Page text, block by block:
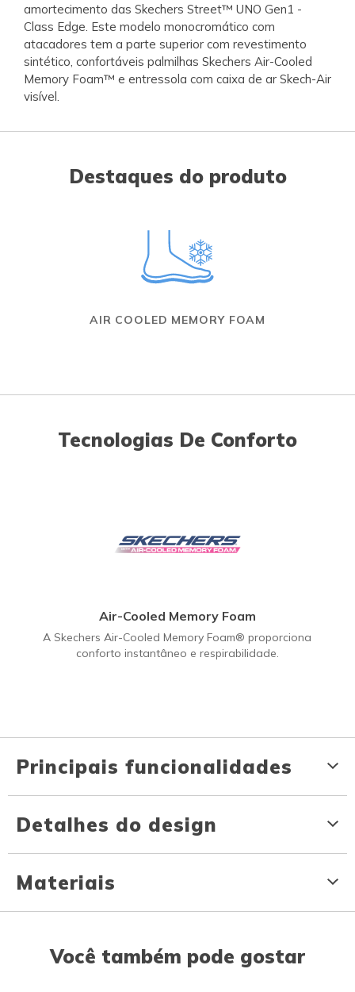
amortecimento das Skechers Street™ UNO Gen1 -
Class Edge. Este modelo monocromático com
atacadores tem a parte superior com revestimento
sintético, confortáveis palmilhas Skechers Air-Cooled
Memory Foam™ e entressola com caixa de ar Skech-Air
visível.
Destaques do produto
AIR COOLED MEMORY FOAM
Tecnologias De Conforto
Air-Cooled Memory Foam
A Skechers Air-Cooled Memory Foam® proporciona
conforto instantâneo e respirabilidade.
Principais funcionalidades
Detalhes do design
Materiais
Você também pode gostar